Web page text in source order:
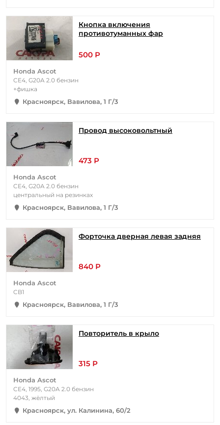
Кнопка включения
противотуманных фар
500 Р
Honda Ascot
CE4, G20A 2.0 бензин
+фишка
Красноярск, Вавилова, 1 Г/3
Провод высоковольтный
473 Р
Honda Ascot
CE4, G20A 2.0 бензин
центральный на резинках
Красноярск, Вавилова, 1 Г/3
Форточка дверная левая задняя
840 Р
Honda Ascot
CB1
Красноярск, Вавилова, 1 Г/3
Повторитель в крыло
315 Р
Honda Ascot
CE4, 1995, G20A 2.0 бензин
4043, жёлтый
Красноярск, ул. Калинина, 60/2